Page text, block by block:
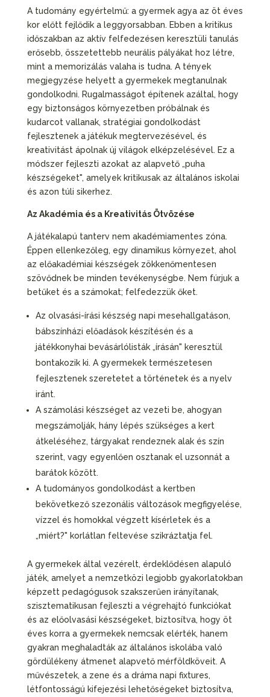
A tudomány egyértelmű: a gyermek agya az öt éves
kor előtt fejlődik a leggyorsabban. Ebben a kritikus
időszakban az aktív felfedezésen keresztüli tanulás
erősebb, összetettebb neurális pályákat hoz létre,
mint a memorizálás valaha is tudna. A tények
megjegyzése helyett a gyermekek megtanulnak
gondolkodni. Rugalmasságot építenek azáltal, hogy
egy biztonságos környezetben próbálnak és
kudarcot vallanak, stratégiai gondolkodást
fejlesztenek a játékuk megtervezésével, és
kreativitást ápolnak új világok elképzelésével. Ez a
módszer fejleszti azokat az alapvető „puha
készségeket", amelyek kritikusak az általános iskolai
és azon túli sikerhez.
Az Akadémia és a Kreativitás Ötvözése
A játékalapú tanterv nem akadémiamentes zóna.
Éppen ellenkezőleg, egy dinamikus környezet, ahol
az előakadémiai készségek zökkenőmentesen
szövődnek be minden tevékenységbe. Nem fúrjuk a
betűket és a számokat; felfedezzük őket.
Az olvasási-írási készség napi mesehallgatáson,
bábszínházi előadások készítésén és a
játékkonyhai bevásárlólisták „írásán" keresztül
bontakozik ki. A gyermekek természetesen
fejlesztenek szeretetet a történetek és a nyelv
iránt.
A számolási készséget az vezeti be, ahogyan
megszámolják, hány lépés szükséges a kert
átkeléséhez, tárgyakat rendeznek alak és szín
szerint, vagy egyenlően osztanak el uzsonnát a
barátok között.
A tudományos gondolkodást a kertben
bekövetkező szezonális változások megfigyelése,
vízzel és homokkal végzett kísérletek és a
„miért?" korlátlan feltevése szikráztatja fel.
A gyermekek által vezérelt, érdeklődésen alapuló
játék, amelyet a nemzetközi legjobb gyakorlatokban
képzett pedagógusok szakszerűen irányítanak,
szisztematikusan fejleszti a végrehajtó funkciókat
és az előolvasási készségeket, biztosítva, hogy öt
éves korra a gyermekek nemcsak elérték, hanem
gyakran meghaladták az általános iskolába való
gördülékeny átmenet alapvető mérföldköveit. A
művészetek, a zene és a dráma napi fixtures,
létfontosságú kifejezési lehetőségeket biztosítva,